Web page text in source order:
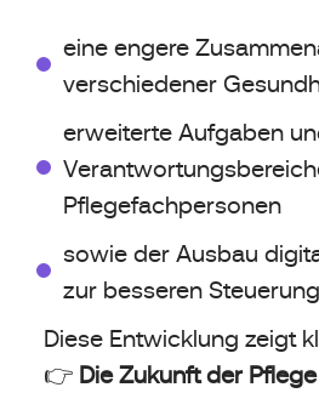
eine engere
verschiedener
erweiterte Aufgaben
Pflegefachpersonen
sowie der Ausbau
zur besseren
Diese Entwicklung zeigt
👉 Die Zukunft der